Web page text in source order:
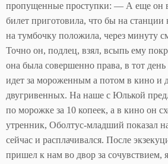
пропущенные проступки: — А еще он
билет приготовила, что бы на станции
на тумбочку положила, через минуту
Точно он, подлец, взял, всыпь ему
она была совершенно права, в тот день
идет за мороженным а потом в кино и
двугривенных. На наше с Юлькой
по морожке за 10 копеек, а в кино он
утренник, Оболтус-младший показал
сейчас и расплачивался. После
пришел к нам во двор за